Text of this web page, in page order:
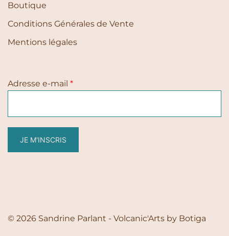
Boutique
Conditions Générales de Vente
Mentions légales
Adresse e-mail *
JE M'INSCRIS
© 2026 Sandrine Parlant - Volcanic'Arts by Botiga